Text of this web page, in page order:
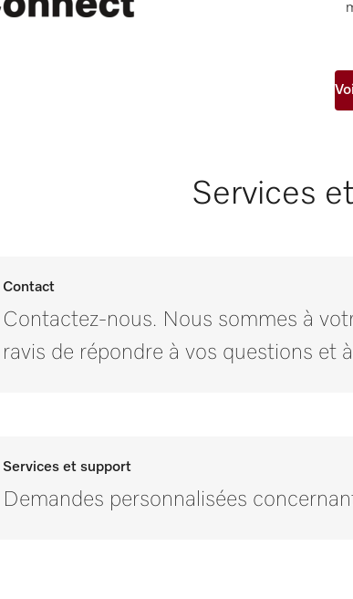
Services
Contact
Contactez-nous. Nous sommes à
ravis de répondre à vos questions et
Services et support
Demandes personnalisées